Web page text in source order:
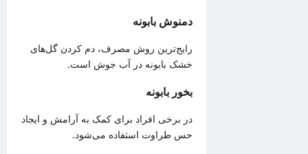
دمنوش بابونه
رایج‌ترین روش مصرف، دم کردن گل‌های
خشک بابونه در آب جوش است.
بخور بابونه
در برخی افراد برای کمک به آرامش و ایجاد
حس طراوت استفاده می‌شود.